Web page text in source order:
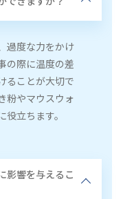
過度な力をかけ
の際に温度の差
ることが大切で
粉やマウスウォ
立ちます。
影響を与えるこ